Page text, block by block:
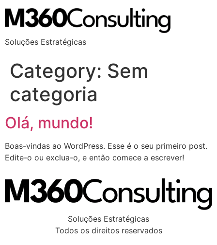
Soluções Estratégicas
Category: Sem
categoria
Olá, mundo!
Boas-vindas ao WordPress. Esse é o seu primeiro post.
Edite-o ou exclua-o, e então comece a escrever!
Soluções Estratégicas
Todos os direitos reservados